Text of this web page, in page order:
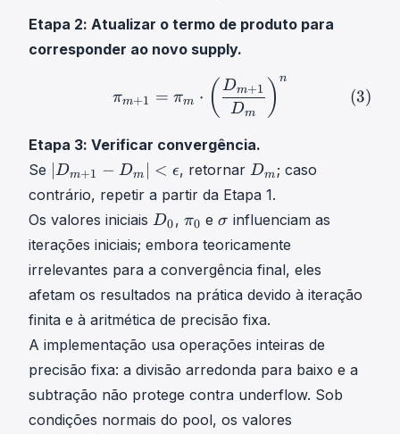
{
i
f
t
(
f
r
a
c
{
w
_
i
}
{
Etapa 2: Atualizar o termo de produto para
corresponder ao novo supply.
m+1=π m⋅ Dm
πm+1 = πm ⋅ ( Dm
Dm+1 ) n
(3)
Etapa 3: Verificar convergência.
Se ∣
D
+
1
−
D
m
∣
<
ϵ
|
D
Dm+1 − Dm < ϵ, retornarD
m
_
{
m
}
Dm ; caso
contrário, repetir a partir da Etapa 1.
Os valores iniciais D
0
_
0
D0, π
0
p
i
_
0
π0 eσ
\
s
i
g
m
a
σ influenciam as
iterações iniciais; embora teoricamente
irrelevantes para a convergência final, eles
afetam os resultados na prática devido à iteração
finita e à aritmética de precisão fixa.
A implementação usa operações inteiras de
precisão fixa: a divisão arredonda para baixo e a
subtração não protege contra underflow. Sob
condições normais do pool, os valores